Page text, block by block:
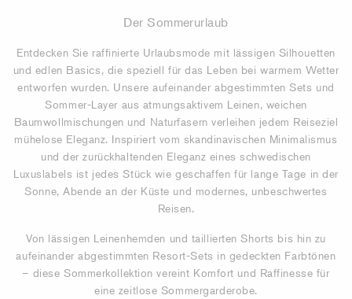
Der Sommerurlaub
Entdecken Sie raffinierte Urlaubsmode mit lässigen Silhouetten
und edlen Basics, die speziell für das Leben bei warmem Wetter
entworfen wurden. Unsere aufeinander abgestimmten Sets und
Sommer-Layer aus atmungsaktivem Leinen, weichen
Baumwollmischungen und Naturfasern verleihen jedem Reiseziel
mühelose Eleganz. Inspiriert vom skandinavischen Minimalismus
und der zurückhaltenden Eleganz eines schwedischen
Luxuslabels ist jedes Stück wie geschaffen für lange Tage in der
Sonne, Abende an der Küste und modernes, unbeschwertes
Reisen.
Von lässigen Leinenhemden und taillierten Shorts bis hin zu
aufeinander abgestimmten Resort-Sets in gedeckten Farbtönen
– diese Sommerkollektion vereint Komfort und Raffinesse für
eine zeitlose Sommergarderobe.